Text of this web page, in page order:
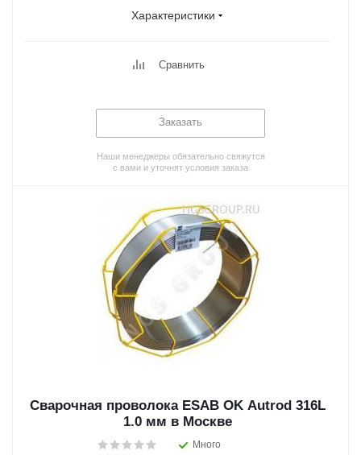
Характеристики
Сравнить
Заказать
Наши менеджеры обязательно свяжутся
с вами и уточнят условия заказа
Сварочная проволока ESAB OK Autrod 316L
1.0 мм в Москве
Много